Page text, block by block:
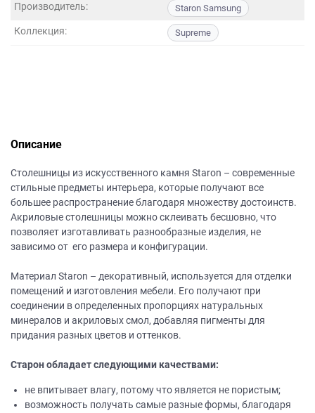
Производитель: Staron Samsung
Коллекция: Supreme
Описание
Столешницы из искусственного камня Staron – современные
стильные предметы интерьера, которые получают все
большее распространение благодаря множеству достоинств.
Акриловые столешницы можно склеивать бесшовно, что
позволяет изготавливать разнообразные изделия, не
зависимо от его размера и конфигурации.
Материал Staron – декоративный, используется для отделки
помещений и изготовления мебели. Его получают при
соединении в определенных пропорциях натуральных
минералов и акриловых смол, добавляя пигменты для
придания разных цветов и оттенков.
Старон обладает следующими качествами:
не впитывает влагу, потому что является не пористым;
возможность получать самые разные формы, благодаря